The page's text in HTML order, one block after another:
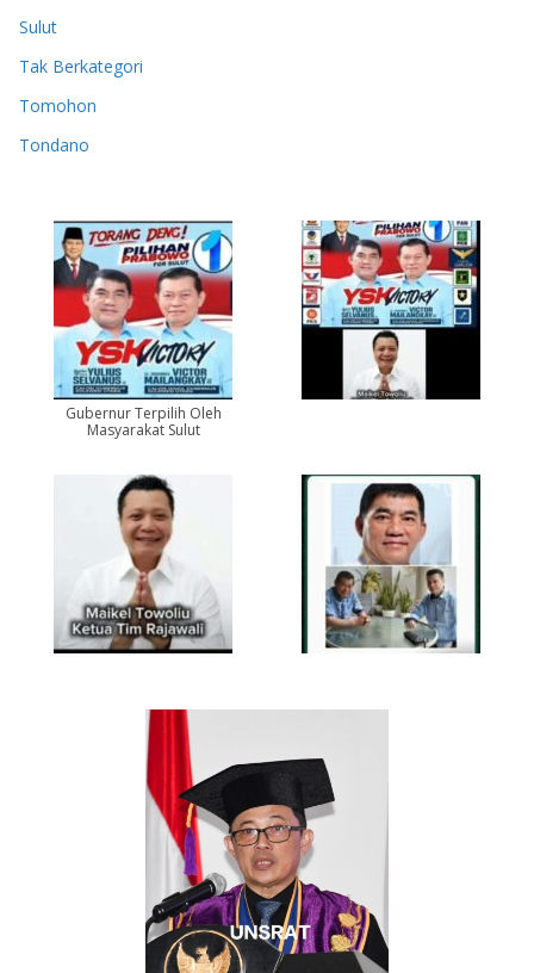
Sulut
Tak Berkategori
Tomohon
Tondano
Gubernur Terpilih Oleh
Masyarakat Sulut